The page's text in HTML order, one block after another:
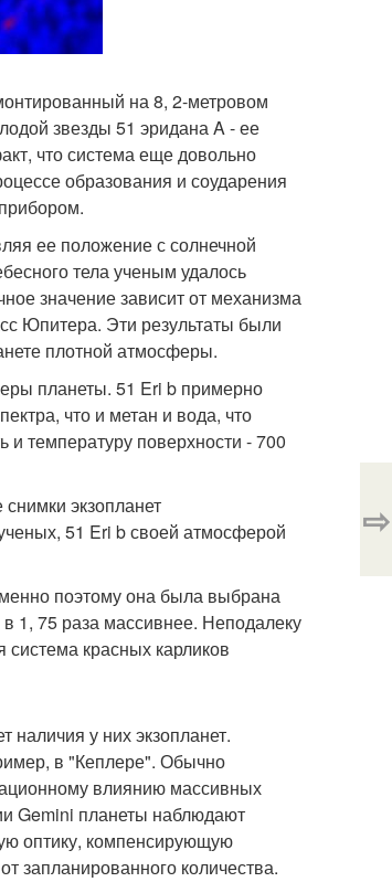
на 8, 2-метровом
звезды 51 эридана A - ее
что система еще довольно
образования и соударения
ее положение с солнечной
тела ученым удалось
значение зависит от механизма
Юпитера. Эти результаты были
плотной атмосферы.
планеты. 51 Eri b примерно
что и метан и вода, что
температуру поверхности - 700
экзопланет
51 Eri b своей атмосферой
поэтому она была выбрана
1, 75 раза массивнее. Неподалеку
красных карликов
наличия у них экзопланет.
в "Кеплере". Обычно
влиянию массивных
Gemini планеты наблюдают
оптику, компенсирующую
запланированного количества.
⇨